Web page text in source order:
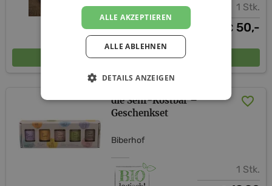
1 Stk.
€ 50,-
In den Warenkorb
die Senf-Kostbar –
Geschenkset
Biberhof
1 Stk.
ALLE AKZEPTIEREN
ALLE ABLEHNEN
DETAILS ANZEIGEN